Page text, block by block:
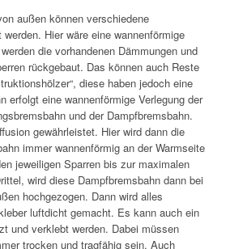
außen können verschiedene
Hier wäre eine wannenförmige
die vorhandenen Dämmungen und
rückgebaut. Das können auch Reste
diese haben jedoch eine
erfolgt eine wannenförmige Verlegung der
und der Dampfbremsbahn.
gewährleistet. Hier wird dann die
immer wannenförmig an der Warmseite
jeweiligen Sparren bis zur maximalen
wird diese Dampfbremsbahn dann bei
hochgezogen. Dann wird alles
luftdicht gemacht. Es kann auch ein
und verklebt werden. Dabei müssen
trocken und tragfähig sein. Auch